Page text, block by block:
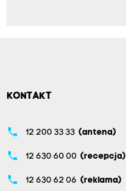
KONTAKT
phone 12 200 33 33 (antena)
phone 12 630 60 00 (recepcja)
phone 12 630 62 06 (reklama)